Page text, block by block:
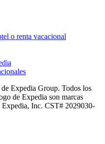
o renta vacacional
Expedia Group. Todos los
de Expedia son marcas
Expedia, Inc. CST# 2029030-